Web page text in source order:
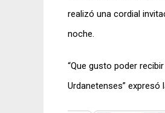
realizó una cordial
noche.
“Que gusto poder
Urdanetenses” expresó